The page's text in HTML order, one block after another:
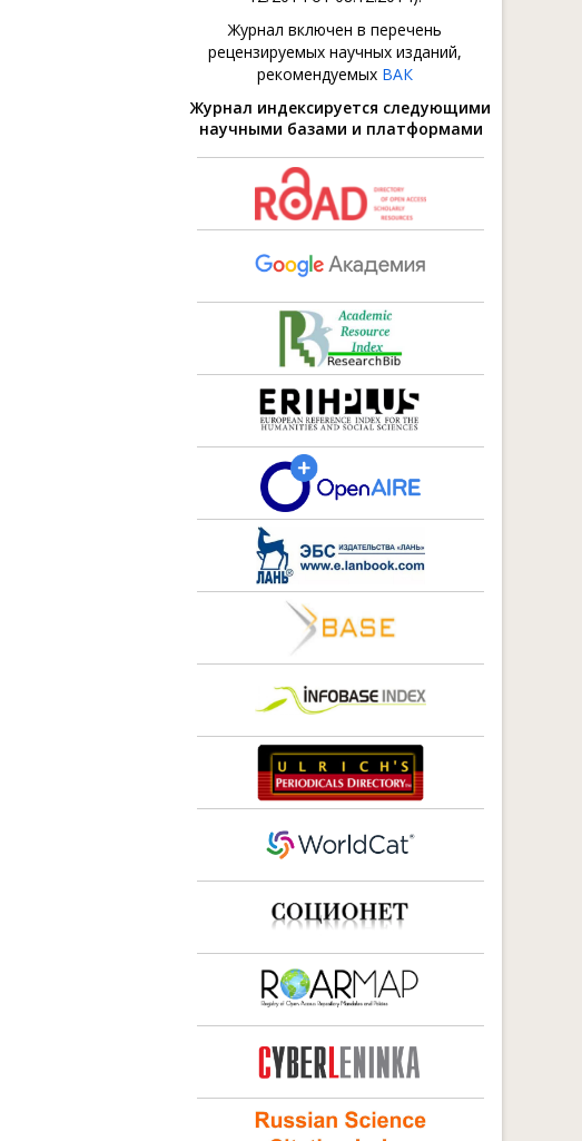
Журнал включен в перечень
рецензируемых научных изданий,
рекомендуемых ВАК
Журнал индексируется следующими
научными базами и платформами